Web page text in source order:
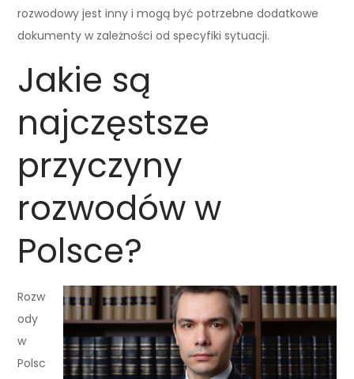
rozwodowy jest inny i mogą być potrzebne dodatkowe
dokumenty w zależności od specyfiki sytuacji.
Jakie są
najczęstsze
przyczyny
rozwodów w
Polsce?
Rozw
ody
w
Polsc